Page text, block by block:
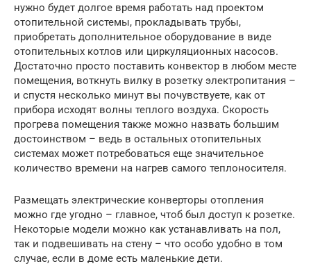
нужно будет долгое время работать над проектом
отопительной системы, прокладывать трубы,
приобретать дополнительное оборудование в виде
отопительных котлов или циркуляционных насосов.
Достаточно просто поставить конвектор в любом месте
помещения, воткнуть вилку в розетку электропитания –
и спустя несколько минут вы почувствуете, как от
прибора исходят волны теплого воздуха. Скорость
прогрева помещения также можно назвать большим
достоинством – ведь в остальных отопительных
системах может потребоваться еще значительное
количество времени на нагрев самого теплоносителя.
Размещать электрические конверторы отопления
можно где угодно – главное, чтоб был доступ к розетке.
Некоторые модели можно как устанавливать на пол,
так и подвешивать на стену – что особо удобно в том
случае, если в доме есть маленькие дети.